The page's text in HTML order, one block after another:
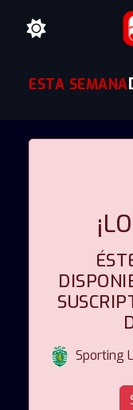
ESTA SEMANA
Sporting